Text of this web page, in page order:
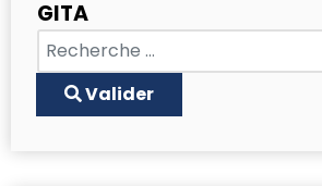
GITA
Chercher
Type 2 or more characters for
Valider